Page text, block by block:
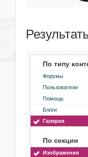
По типу
Форумы
Пользователи
Помощь
Блоги
Галерея
По секции
Изображения